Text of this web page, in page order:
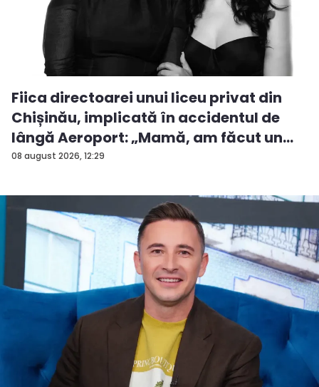
08 august 2026, 12:29
Fiica directoarei unui liceu privat din
Chișinău, implicată în accidentul de
lângă Aeroport: „Mamă, am făcut un
ac...